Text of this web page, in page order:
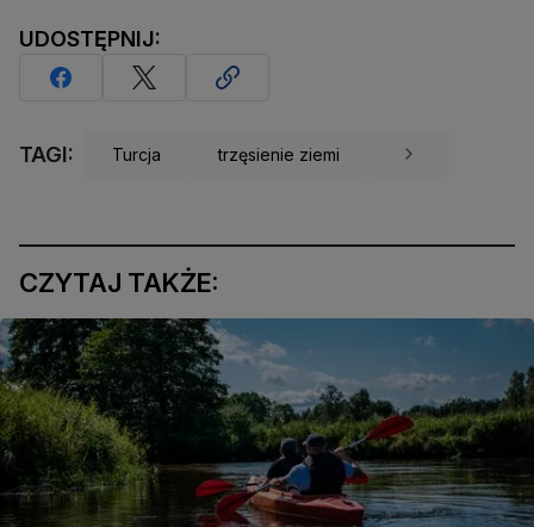
UDOSTĘPNIJ:
TAGI: Turcja trzęsienie ziemi
CZYTAJ TAKŻE: